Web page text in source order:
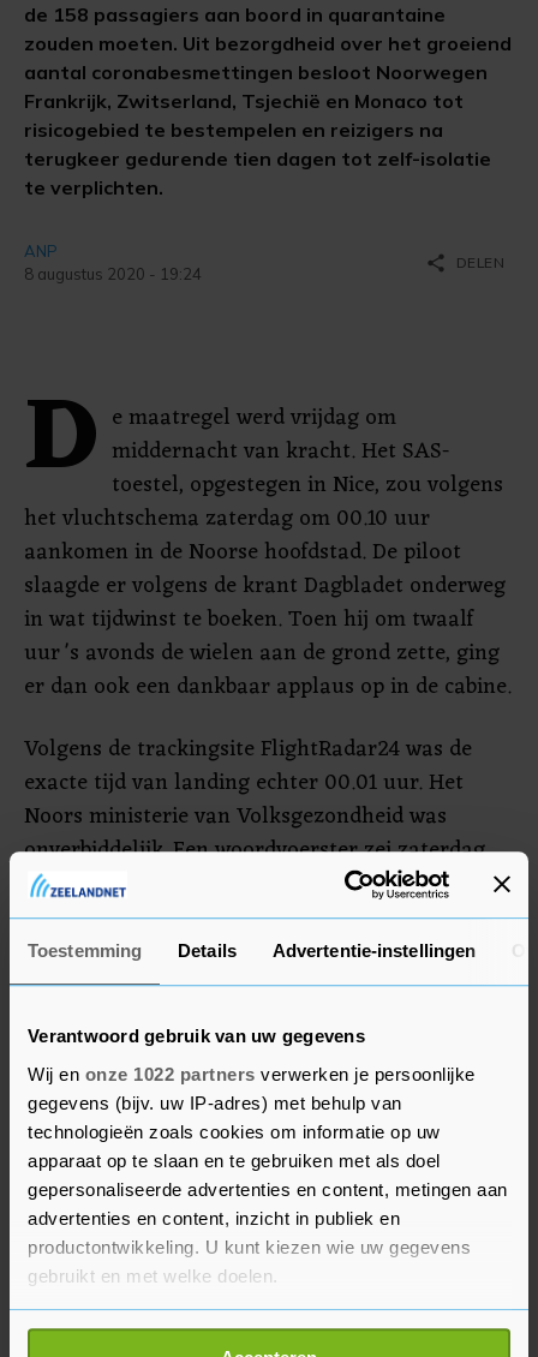
Toestemming Details Advertentie-instellingen
Verantwoord gebruik van uw gegevens
Wij en onze 1022 partners verwerken je persoonlijke
gegevens (bijv. uw IP-adres) met behulp van
technologieën zoals cookies om informatie op uw
apparaat op te slaan en te gebruiken met als doel
gepersonaliseerde advertenties en content, metingen aan
advertenties en content, inzicht in publiek en
productontwikkeling. U kunt kiezen wie uw gegevens
gebruikt en met welke doelen.
Als u het toestaat, willen we ook graag:
de 158 passagiers aan boord in quarantaine
zouden moeten. Uit bezorgdheid over het groeiend
aantal coronabesmettingen besloot Noorwegen
Frankrijk, Zwitserland, Tsjechië en Monaco tot
risicogebied te bestempelen en reizigers na
terugkeer gedurende tien dagen tot zelf-isolatie
te verplichten.
ANP
8 augustus 2020 - 19:24
share DELEN
D e maatregel werd vrijdag om
middernacht van kracht. Het SAS-
toestel, opgestegen in Nice, zou volgens
het vluchtschema zaterdag om 00.10 uur
aankomen in de Noorse hoofdstad. De piloot
slaagde er volgens de krant Dagbladet onderweg
in wat tijdwinst te boeken. Toen hij om twaalf
uur 's avonds de wielen aan de grond zette, ging
er dan ook een dankbaar applaus op in de cabine.
Volgens de trackingsite FlightRadar24 was de
exacte tijd van landing echter 00.01 uur. Het
Noors ministerie van Volksgezondheid was
onverbiddelijk. Een woordvoerster zei zaterdag
tegen de de nieuwszender NRK dat de inzittenden
geen voordeel van de twijfel krijgen en echt in
quarantaine moeten.